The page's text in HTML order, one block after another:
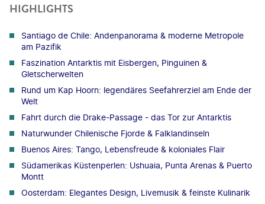
HIGHLIGHTS
Santiago de Chile: Andenpanorama & moderne Metropole
am Pazifik
Faszination Antarktis mit Eisbergen, Pinguinen &
Gletscherwelten
Rund um Kap Hoorn: legendäres Seefahrerziel am Ende der
Welt
Fahrt durch die Drake-Passage - das Tor zur Antarktis
Naturwunder Chilenische Fjorde & Falklandinseln
Buenos Aires: Tango, Lebensfreude & koloniales Flair
Südamerikas Küstenperlen: Ushuaia, Punta Arenas & Puerto
Montt
Oosterdam: Elegantes Design, Livemusik & feinste Kulinarik